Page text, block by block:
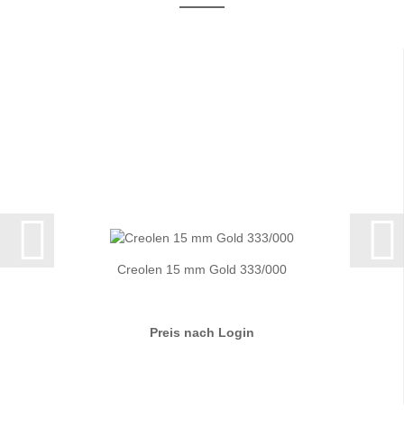
Creolen 15 mm Gold 333/000
Preis nach Login